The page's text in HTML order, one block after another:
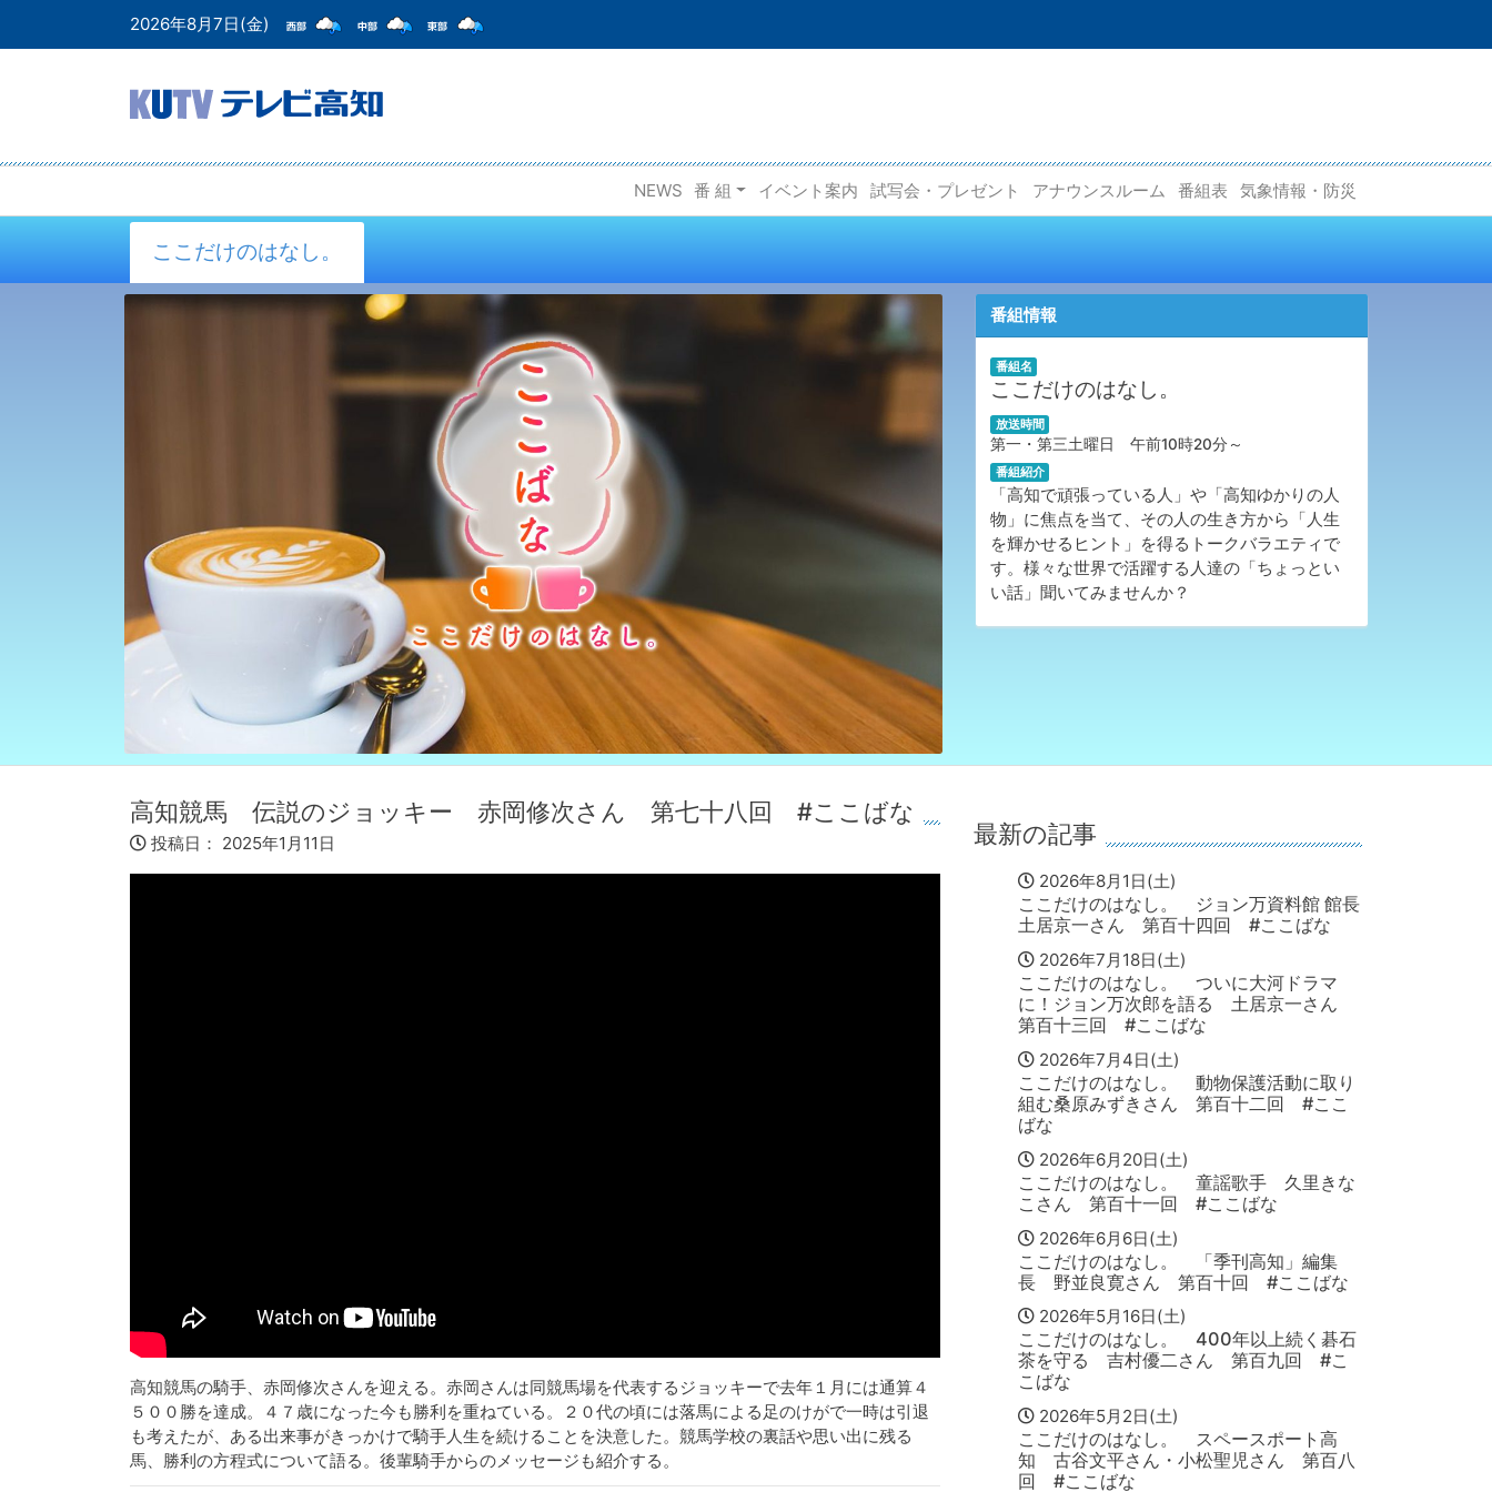
2026年8月7日(金)
NEWS 番 組 イベント案内 試写会・プレゼント アナウンスルーム 番組表 気象情報・防災
ここだけのはなし。
番組情報
番組名
ここだけのはなし。
放送時間
第一・第三土曜日 午前10時20分～
番組紹介
「高知で頑張っている人」や「高知ゆかりの人
物」に焦点を当て、その人の生き方から「人生
を輝かせるヒント」 を得るトークバラエティで
す。様々な世界で活躍する人達の「ちょっとい
い話」聞いてみませんか ？
高知競馬 伝説のジョッキー 赤岡修次さん 第七十八回 #ここばな
投稿日： 2025年1月11日
高知競馬の騎手、赤岡修次さんを迎える。赤岡さんは同競馬場を代表するジョッキーで去年１月には通算４
５００勝を達成。４７歳になった今も勝利を重ねている。２０代の頃には落馬による足のけがで一時は引退
も考えたが、ある出来事がきっかけで騎手人生を続けることを決意した。競馬学校の裏話や思い出に残る
馬、勝利の方程式について語る。後輩騎手からのメッセージも紹介する。
最新の記事
2026年8月1日(土)
ここだけのはなし。 ジョン万資料館 館長
土居京一さん 第百十四回 #ここばな
2026年7月18日(土)
ここだけのはなし。 ついに大河ドラマ
に！ジョン万次郎を語る 土居京一さん
第百十三回 #ここばな
2026年7月4日(土)
ここだけのはなし。 動物保護活動に取り
組む桑原みずきさん 第百十二回 #ここ
ばな
2026年6月20日(土)
ここだけのはなし。 童謡歌手 久里きな
こさん 第百十一回 #ここばな
2026年6月6日(土)
ここだけのはなし。 「季刊高知」編集
長 野並良寛さん 第百十回 #ここばな
2026年5月16日(土)
ここだけのはなし。 400年以上続く碁石
茶を守る 吉村優二さん 第百九回 #こ
こばな
2026年5月2日(土)
ここだけのはなし。 スペースポート高
知 古谷文平さん・小松聖児さん 第百八
回 #ここばな